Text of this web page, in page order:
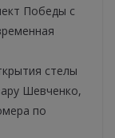
Победы с
стелы
Шевченко,
по